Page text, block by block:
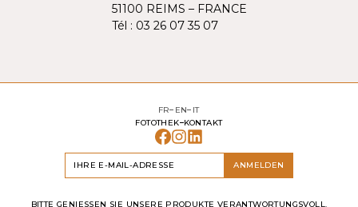
51100 REIMS – FRANCE
Tél : 03 26 07 35 07
ANMELDEN
FOTOTHEK KONTAKT
FR EN IT
BITTE GENIESSEN SIE UNSERE PRODUKTE VERANTWORTUNGSVOLL.